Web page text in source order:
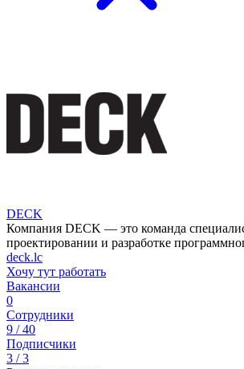
DECK
Компания DECK — это команда
проектировании и разработке
deck.lc
Хочу тут работать
Вакансии
0
Сотрудники
9 / 40
Подписчики
3 / 3